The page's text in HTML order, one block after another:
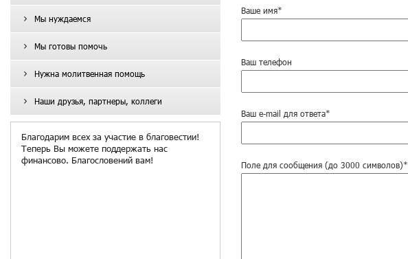
Мы нуждаемся
Мы готовы помочь
Нужна молитвенная помощь
Наши друзья, партнеры, коллеги
Благодарим всех за участие в благовестии!
Теперь Вы можете поддержать нас
финансово. Благословений вам!
Ваше имя*
Ваш телефон
Ваш e-mail для ответа*
Поле для сообщения (до 3000 символов)*